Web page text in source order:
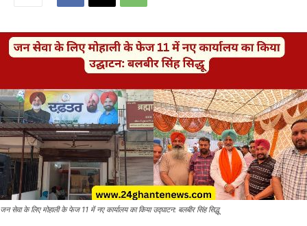
जन सेवा के लिए मोहाली के फेज 11 में नए कार्यालय का किया उद्घाटन: बलबीर सिंह सिद्धू